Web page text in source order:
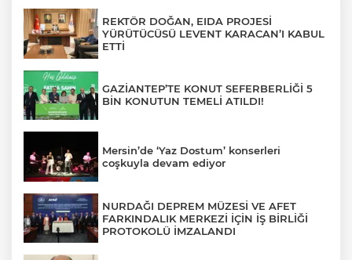
REKTÖR DOĞAN, EIDA PROJESİ
YÜRÜTÜCÜSÜ LEVENT KARACAN’I KABUL
ETTİ
GAZİANTEP’TE KONUT SEFERBERLİĞİ 5
BİN KONUTUN TEMELİ ATILDI!
Mersin’de ‘Yaz Dostum’ konserleri
coşkuyla devam ediyor
NURDAĞI DEPREM MÜZESİ VE AFET
FARKINDALIK MERKEZİ İÇİN İŞ BİRLİĞİ
PROTOKOLÜ İMZALANDI